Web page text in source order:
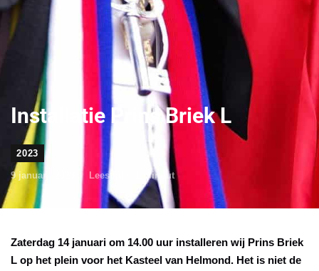
Installatie Prins Briek L
2023
9 januari, 2023 Leestijd minuut
Zaterdag 14 januari om 14.00 uur installeren wij Prins Briek
L op het plein voor het Kasteel van Helmond. Het is niet de